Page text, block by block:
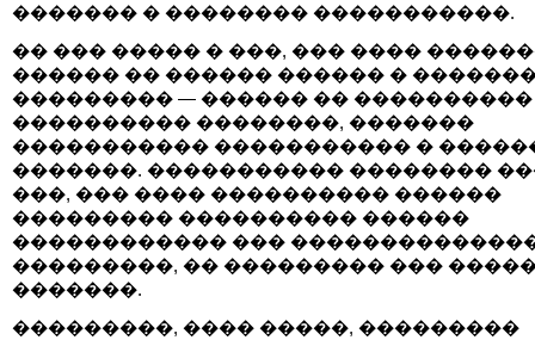
������� � �������� �����������.
�� ��� ����� � ���, ��� ����
������ �� ������ ������ �
��������� — ������ �� ����������
���������� ��������, �������
����������� ����������� �
�������. ����������� ��������
���, ��� ���� ���������� ������
��������� ���������� ������
������������ ���
���������, �� ��������� ���
�������.
���������, ���� �����, ���������